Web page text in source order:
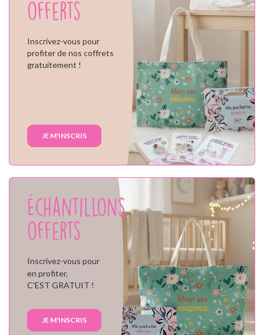
offerts
Inscrivez-vous pour
profiter de nos coffrets
gratuitement !
JE M'INSCRIS
Échantillons
offerts
Inscrivez-vous pour
en profiter,
C'EST GRATUIT !
JE M'INSCRIS